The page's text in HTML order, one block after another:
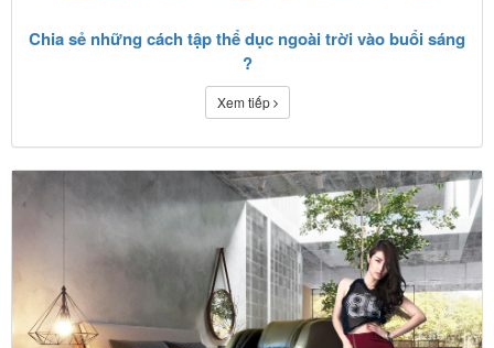
Chia sẻ những cách tập thể dục ngoài trời vào buổi sáng
?
Xem tiếp